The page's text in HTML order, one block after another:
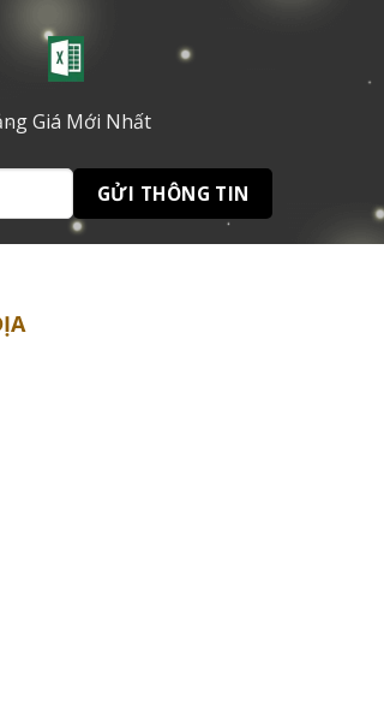
Giá Mới Nhất